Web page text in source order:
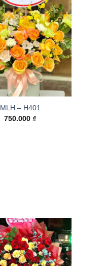
MLH – H401
750.000₫